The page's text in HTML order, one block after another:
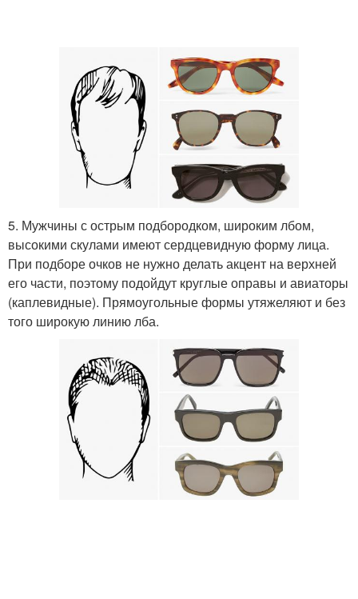
5. Мужчины с острым подбородком, широким лбом,
высокими скулами имеют сердцевидную форму лица.
При подборе очков не нужно делать акцент на верхней
его части, поэтому подойдут круглые оправы и авиаторы
(каплевидные). Прямоугольные формы утяжеляют и без
того широкую линию лба.